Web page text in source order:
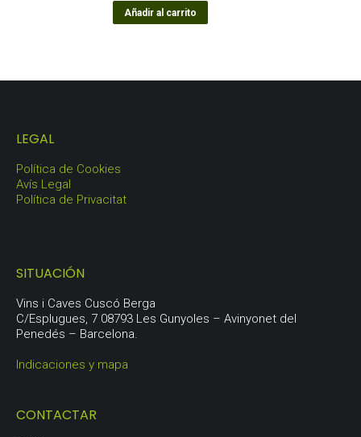
Añadir al carrito
LEGAL
Política de Cookies
Avís Legal
Política de Privacitat
SITUACIÓN
Vins i Caves Cuscó Berga
C/Esplugues, 7 08793 Les Gunyoles – Avinyonet del
Penedés – Barcelona.
Indicaciones y mapa
CONTACTAR